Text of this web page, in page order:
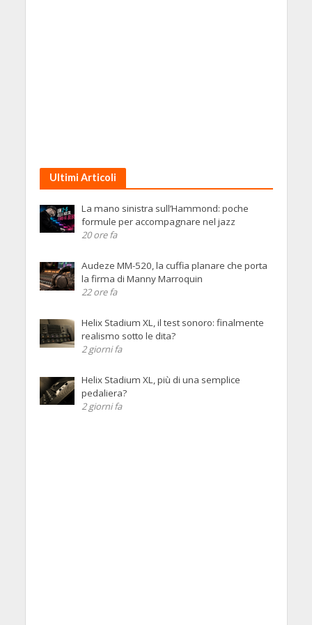
Ultimi Articoli
La mano sinistra sull’Hammond: poche
formule per accompagnare nel jazz
20 ore fa
Audeze MM-520, la cuffia planare che porta
la firma di Manny Marroquin
22 ore fa
Helix Stadium XL, il test sonoro: finalmente
realismo sotto le dita?
2 giorni fa
Helix Stadium XL, più di una semplice
pedaliera?
2 giorni fa